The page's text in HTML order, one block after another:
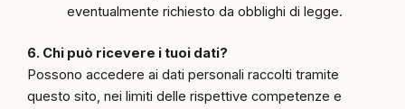
eventualmente richiesto da obblighi di legge.
6. Chi può ricevere i tuoi dati?
Possono accedere ai dati personali raccolti tramite
questo sito, nei limiti delle rispettive competenze e